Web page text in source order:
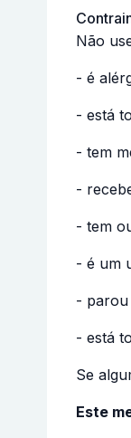
Não
- é
- está
- tem
-
- tem
- é um
- parou
- está
Se
Este